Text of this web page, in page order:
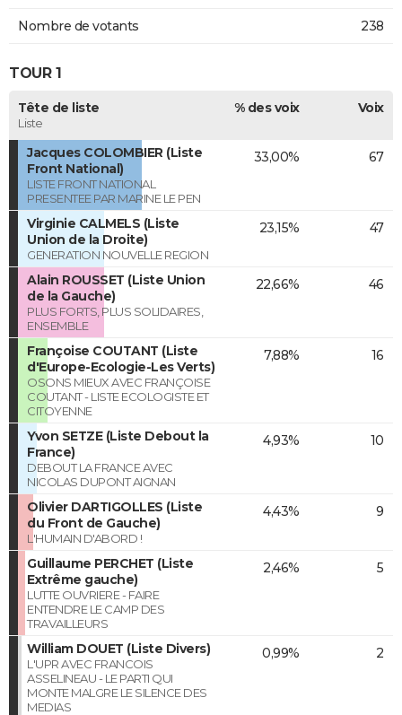
Nombre de votants 238
TOUR 1
Tête de liste
Liste
% des voix Voix
Jacques COLOMBIER (Liste
Front National)
LISTE FRONT NATIONAL
PRESENTEE PAR MARINE LE PEN
33,00% 67
Virginie CALMELS (Liste
Union de la Droite)
GENERATION NOUVELLE REGION
23,15% 47
Alain ROUSSET (Liste Union
de la Gauche)
PLUS FORTS, PLUS SOLIDAIRES,
ENSEMBLE
22,66% 46
Françoise COUTANT (Liste
d'Europe-Ecologie-Les Verts)
OSONS MIEUX AVEC FRANÇOISE
COUTANT - LISTE ECOLOGISTE ET
CITOYENNE
7,88% 16
Yvon SETZE (Liste Debout la
France)
DEBOUT LA FRANCE AVEC
NICOLAS DUPONT AIGNAN
4,93% 10
Olivier DARTIGOLLES (Liste
du Front de Gauche)
L'HUMAIN D'ABORD !
4,43% 9
Guillaume PERCHET (Liste
Extrême gauche)
LUTTE OUVRIERE - FAIRE
ENTENDRE LE CAMP DES
TRAVAILLEURS
2,46% 5
William DOUET (Liste Divers)
L'UPR AVEC FRANCOIS
ASSELINEAU - LE PARTI QUI
MONTE MALGRE LE SILENCE DES
MEDIAS
0,99% 2